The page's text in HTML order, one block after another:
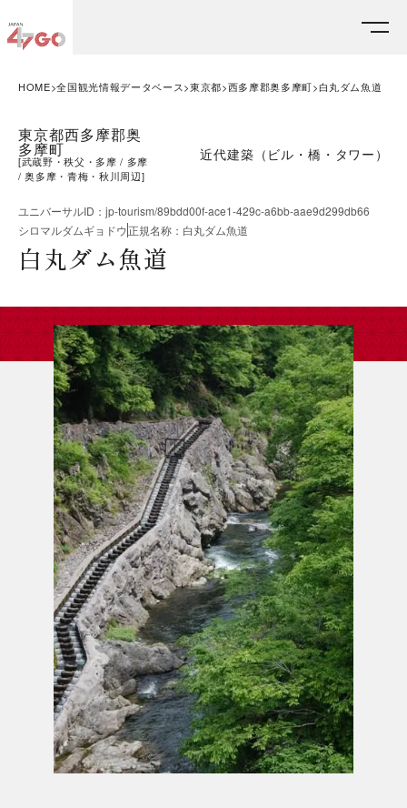
HOME 全国観光情報データベース 東京都 西多摩郡奥多摩町 白丸ダム魚道
東京都西多摩郡奥
多摩町
[武蔵野・秩父・多摩
多摩
奥多摩・青梅・秋川周辺]
近代建築（ビル・橋・タワー）
ユニバーサルID ： jp-tourism/89bdd00f-ace1-429c-a6bb-aae9d299db66
シロマルダムギョドウ正規名称 ： 白丸ダム魚道
白丸ダム魚道